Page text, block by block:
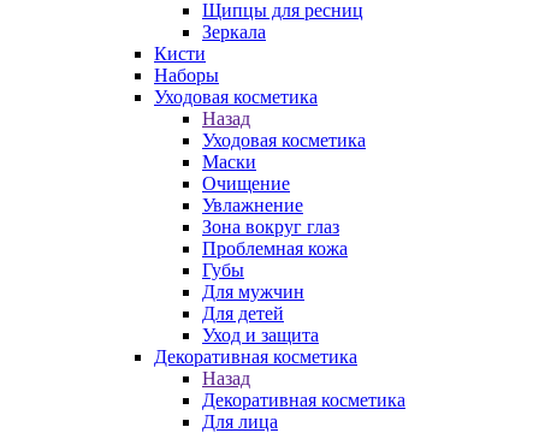
Щипцы для ресниц
Зеркала
Кисти
Наборы
Уходовая косметика
Назад
Уходовая косметика
Маски
Очищение
Увлажнение
Зона вокруг глаз
Проблемная кожа
Губы
Для мужчин
Для детей
Уход и защита
Декоративная косметика
Назад
Декоративная косметика
Для лица